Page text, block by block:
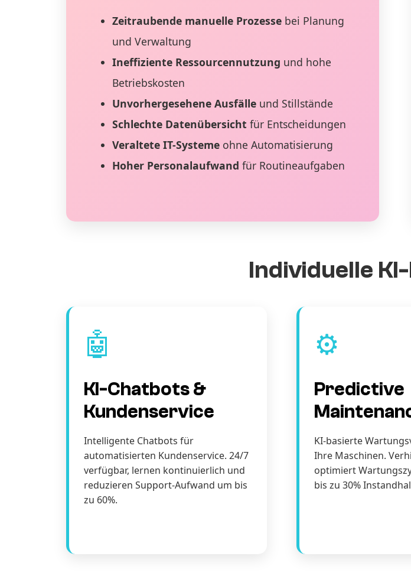
Zeitraubende manuelle Prozessebei Planung
und Verwaltung
Ineffiziente Ressourcennutzung und hohe
Betriebskosten
Unvorhergesehene Ausfälleund Stillstände
Schlechte Datenübersicht für Entscheidungen
Veraltete IT-Systemeohne Automatisierung
Hoher Personalaufwand für Routineaufgaben
Individuelle
🤖
KI-Chatbots &
Kundenservice
Intelligente Chatbots für
automatisierten Kundenservice. 24/7
verfügbar, lernen kontinuierlich und
reduzieren Support-Aufwand um bis
zu 60%.
⚙️
Predictive
KI-basierte
Ihre Maschinen.
optimiert
bis zu 30%